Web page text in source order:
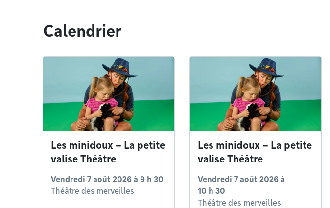
Calendrier
Les minidoux – La petite
valise Théâtre
Vendredi 7 août 2026 à 9 h 30
Théâtre des merveilles
Les minidoux – La petite
valise Théâtre
Vendredi 7 août 2026 à
10 h 30
Théâtre des merveilles